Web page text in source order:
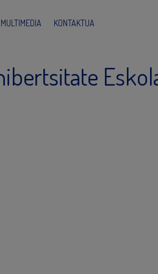
MULTIMEDIA KONTAKTUA